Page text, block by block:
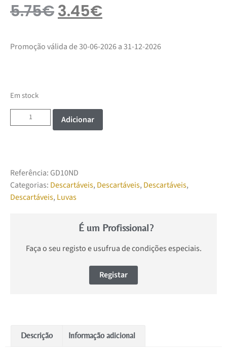
5.75€3.45€
Promoção válida de 30-06-2026 a 31-12-2026
Em stock
Adicionar
Referência: GD10ND
Categorias: Descartáveis, Descartáveis, Descartáveis,
Descartáveis, Luvas
É um Profissional?
Faça o seu registo e usufrua de condições especiais.
Registar
Descrição Informação adicional